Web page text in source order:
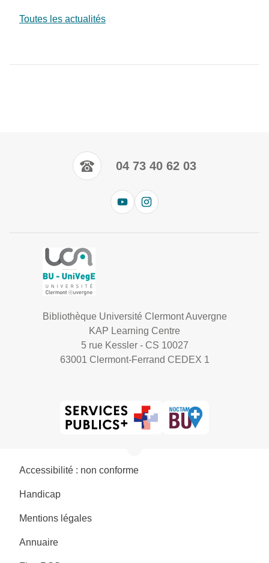
Toutes les actualités
04 73 40 62 03
Bibliothèque Université Clermont Auvergne
KAP Learning Centre
5 rue Kessler - CS 10027
63001 Clermont-Ferrand CEDEX 1
Accessibilité : non conforme
Handicap
Mentions légales
Annuaire